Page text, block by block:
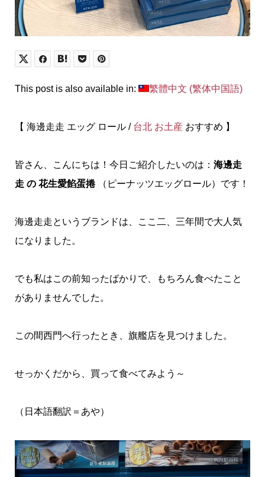
This post is also available in: 繁體中文 (繁体中国語)
【 海邊走走 エッグ ロール / 台北 お土産 おすすめ 】
皆さん、こんにちは！今日ご紹介したいのは： 海邊走
走 の 花生愛餡蛋捲
（ピーナッツエッグロール）です！
海邊走走というブランドは、ここ二、三年間で大人気
になりました。
でも私はこの前知ったばかりで、もちろん食べたこと
がありませんでした。
この間西門へ行ったとき、旗艦店を見つけました。
せっかくだから、買って食べてみよう～
（日本語翻訳＝あや）